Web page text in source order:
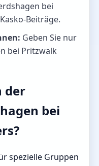
bei
Beiträge.
Geben Sie nur
bei Pritzwalk
der
bei
spezielle Gruppen